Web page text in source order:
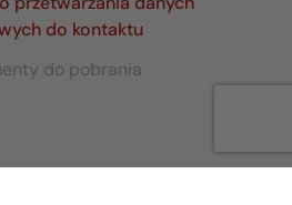
do kontaktu
do pobrania